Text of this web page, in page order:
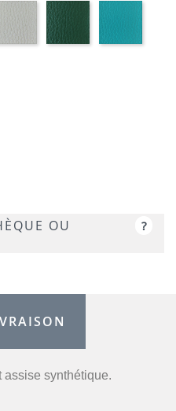
FLUSKO
GRIS
CLAIR-
FLUSKO
VERT
BOUTEILLE-
OU
?
assise synthétique.